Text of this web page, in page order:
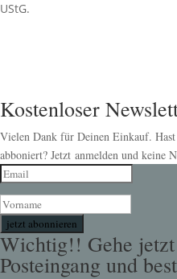
UStG.
Kostenloser
Vielen Dank für Deinen Einkauf.
abboniert? Jetzt anmelden und keine
jetzt abonnieren
Wichtig!! Gehe
Posteingang und